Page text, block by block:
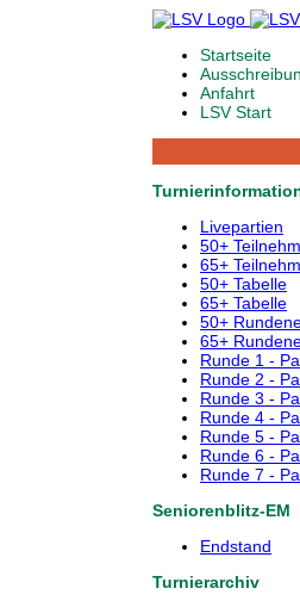
Startseite
Anfahrt
LSV Start
Livepartien
50+
65+
50+ Tabelle
65+ Tabelle
50+
65+
Runde 1 -
Runde 2 -
Runde 3 -
Runde 4 -
Runde 5 -
Runde 6 -
Runde 7 -
Seniorenblitz-EM
Endstand
Turnierarchiv